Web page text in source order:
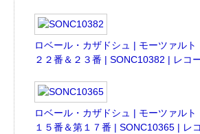
ロベール・カザドシュ | モーツァル
２２番＆２３番 | SONC10382 | レコ
ロベール・カザドシュ | モーツァル
１５番＆第１７番 | SONC10365 | レ